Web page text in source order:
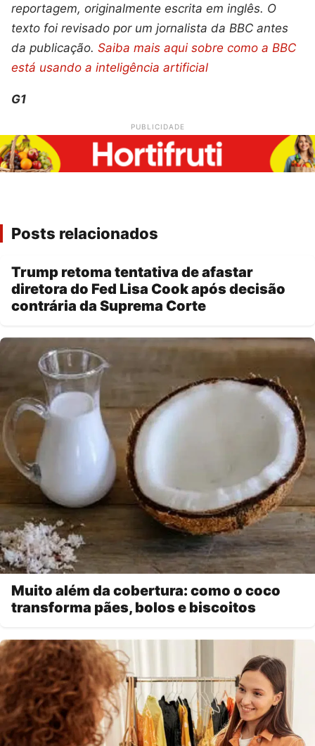
reportagem, originalmente escrita em inglês. O
texto foi revisado por um jornalista da BBC antes
da publicação. Saiba mais aqui sobre como a BBC
está usando a inteligência artificial
G1
PUBLICIDADE
Posts relacionados
Trump retoma tentativa de afastar
diretora do Fed Lisa Cook após decisão
contrária da Suprema Corte
Muito além da cobertura: como o coco
transforma pães, bolos e biscoitos